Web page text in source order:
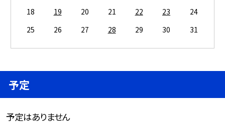
18
19 20 21 22 23
24
25
26 27 28 29 30 31
予定
予定はありません